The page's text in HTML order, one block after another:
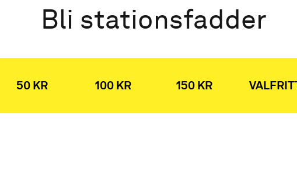
Bli stationsfadder
50 KR 100 KR 150 KR